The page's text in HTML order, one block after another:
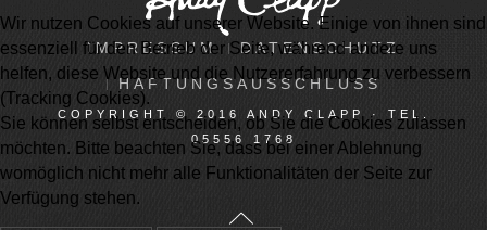
IMPRESSUM DATENSCHUTZ
HAFTUNGSAUSSCHLUSS
COPYRIGHT © 2016 ANDY CLAPP · TEL.
05556 1768
Wir nutzen Cookies auf unserer Website. Einige von ihnen sind
essenziell für den Betrieb der Seite, während andere uns
helfen, diese Website und die Nutzererfahrung zu verbessern
(Tracking Cookies).
Sie können selbst entscheiden, ob Sie die Cookies zulassen
möchten. Bitte beachten Sie, dass bei einer Ablehnung
womöglich nicht mehr alle Funktionalitäten der Seite zur
Verfügung stehen.